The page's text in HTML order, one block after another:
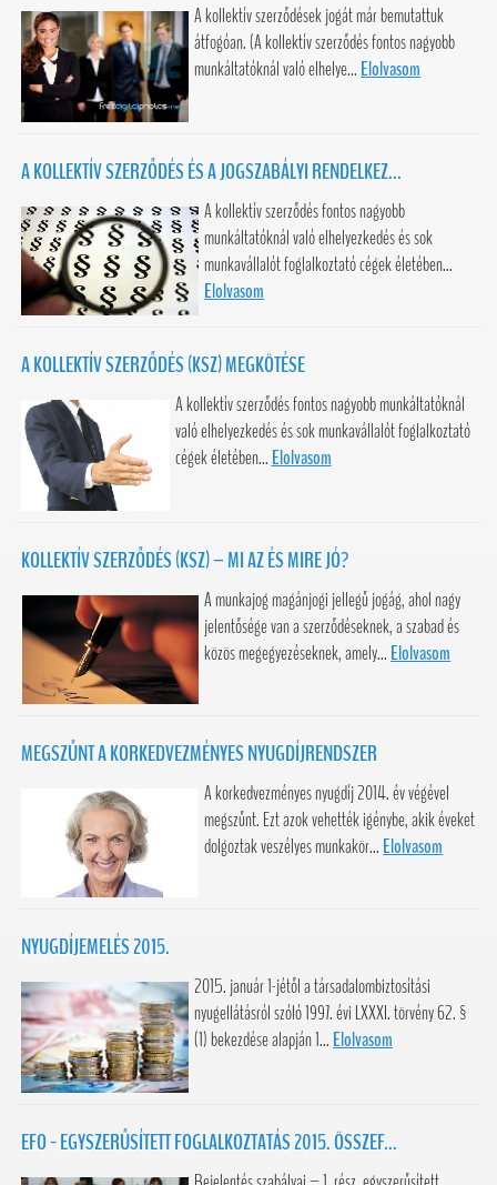
A kollektív szerződések jogát már bemutattuk
átfogóan. (A kollektív szerződés fontos nagyobb
munkáltatóknál való elhelye... Elolvasom
A KOLLEKTÍV SZERZŐDÉS ÉS A JOGSZABÁLYI RENDELKEZ...
A kollektív szerződés fontos nagyobb
munkáltatóknál való elhelyezkedés és sok
munkavállalót foglalkoztató cégek életében...
Elolvasom
A KOLLEKTÍV SZERZŐDÉS (KSZ) MEGKÖTÉSE
A kollektív szerződés fontos nagyobb munkáltatóknál
való elhelyezkedés és sok munkavállalót foglalkoztató
cégek életében... Elolvasom
KOLLEKTÍV SZERZŐDÉS (KSZ) – MI AZ ÉS MIRE JÓ?
A munkajog magánjogi jellegű jogág, ahol nagy
jelentősége van a szerződéseknek, a szabad és
közös megegyezéseknek, amely... Elolvasom
MEGSZŰNT A KORKEDVEZMÉNYES NYUGDÍJRENDSZER
A korkedvezményes nyugdíj 2014. év végével
megszűnt. Ezt azok vehették igénybe, akik éveket
dolgoztak veszélyes munkakör... Elolvasom
NYUGDÍJEMELÉS 2015.
2015. január 1-jétől a társadalombiztosítási
nyugellátásról szóló 1997. évi LXXXI. törvény 62. §
(1) bekezdése alapján 1... Elolvasom
EFO - EGYSZERŰSÍTETT FOGLALKOZTATÁS 2015. ÖSSZEF...